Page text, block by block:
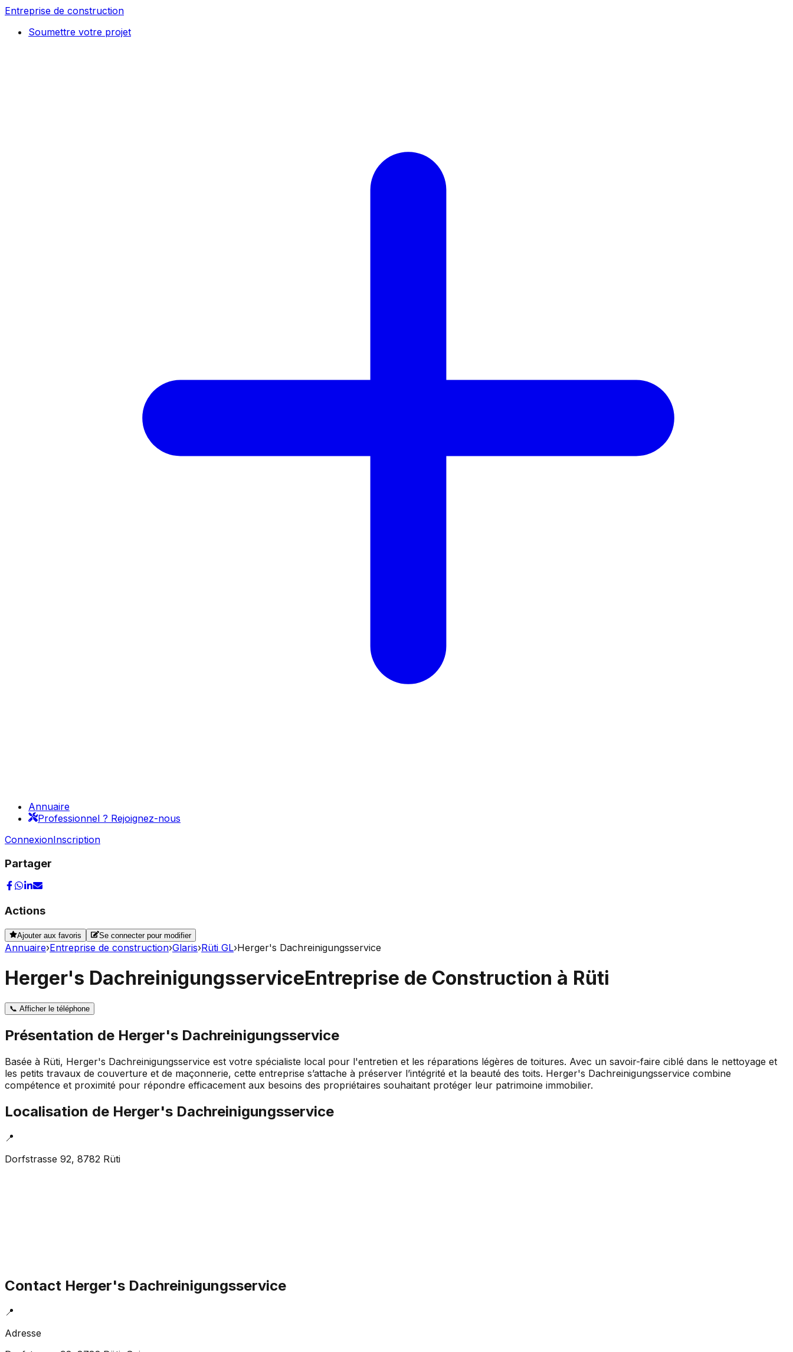
Entreprise de construction
Soumettre votre projet
Annuaire
Professionnel ? Rejoignez-nous
ConnexionInscription
Partager
Actions
Ajouter aux favoris Se connecter pour modifier
Annuaire›Entreprise de construction›Glaris›Rüti GL›Herger's Dachreinigungsservice
Herger's DachreinigungsserviceEntreprise de Construction à Rüti
📞 Afficher le téléphone
Présentation de Herger's Dachreinigungsservice
Basée à Rüti, Herger's Dachreinigungsservice est votre spécialiste local pour l'entretien et les réparations légères de toitures. Avec un savoir-faire ciblé dans le nettoyage et
les petits travaux de couverture et de maçonnerie, cette entreprise s’attache à préserver l’intégrité et la beauté des toits. Herger's Dachreinigungsservice combine
compétence et proximité pour répondre efficacement aux besoins des propriétaires souhaitant protéger leur patrimoine immobilier.
Localisation de Herger's Dachreinigungsservice
📍
Dorfstrasse 92, 8782 Rüti
Contact Herger's Dachreinigungsservice
📍
Adresse